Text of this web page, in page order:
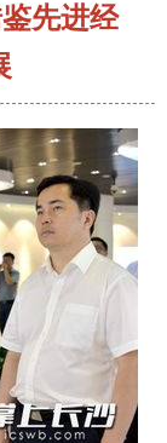
先进经